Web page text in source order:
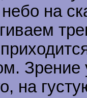
на
Зрение
на